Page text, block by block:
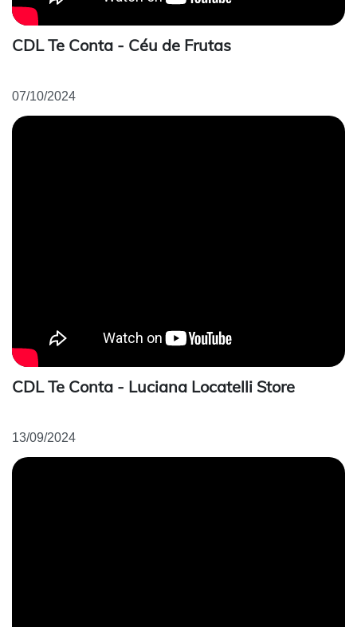
CDL Te Conta - Céu de Frutas
07/10/2024
CDL Te Conta - Luciana Locatelli Store
13/09/2024